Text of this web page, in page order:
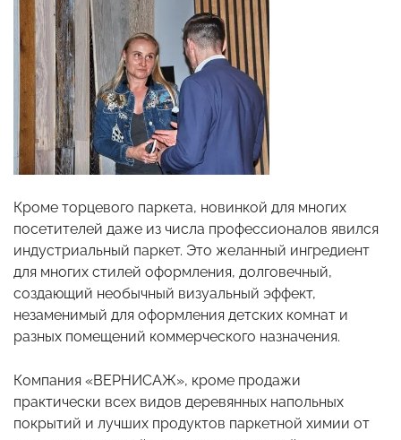
Кроме торцевого паркета, новинкой для многих
посетителей даже из числа профессионалов явился
индустриальный паркет. Это желанный ингредиент
для многих стилей оформления, долговечный,
создающий необычный визуальный эффект,
незаменимый для оформления детских комнат и
разных помещений коммерческого назначения.
Компания «ВЕРНИСАЖ», кроме продажи
практически всех видов деревянных напольных
покрытий и лучших продуктов паркетной химии от